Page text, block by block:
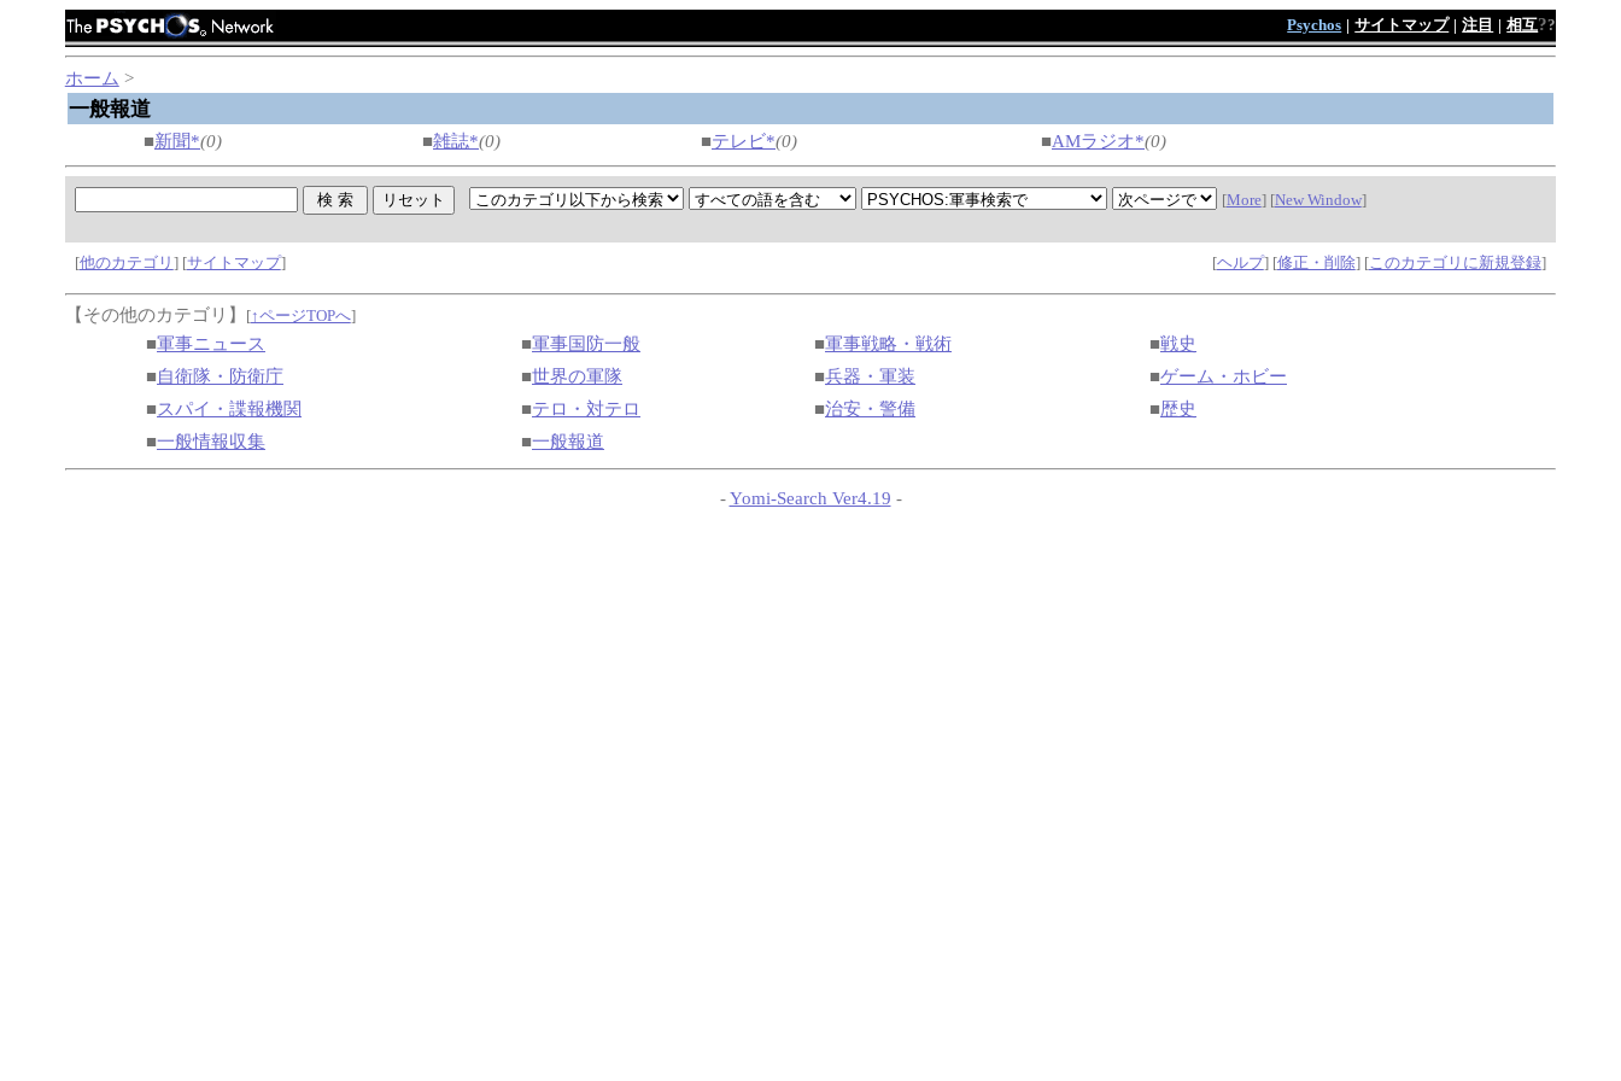
Psychos | サイトマップ | 注目 | 相互??
ホーム >
一般報道
■新聞*(0) ■雑誌*(0) ■テレビ*(0) ■AMラジオ*(0)
[More] [New Window]
[他のカテゴリ ] [サイトマップ] [ヘルプ] [修正・削除] [このカテゴリに新規登録]
【その他のカテゴリ】 [↑ページTOPへ]
■軍事ニュース ■軍事国防一般 ■軍事戦略・戦術 ■戦史
■自衛隊・防衛庁 ■世界の軍隊 ■兵器・軍装 ■ゲーム・ホビー
■スパイ・諜報機関 ■テロ・対テロ ■治安・警備 ■歴史
■一般情報収集 ■一般報道
-Yomi-Search Ver4.19 -